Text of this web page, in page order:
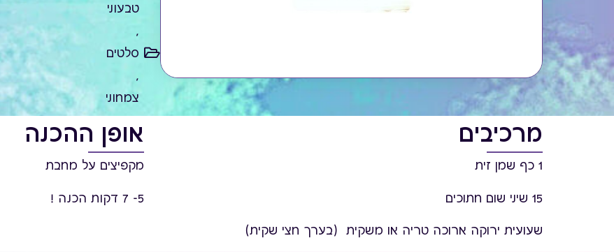
טבעוני
,
סלטים
,
צמחוני
מרכיבים
1 כף שמן זית
15 שיני שום חתוכים
שעועית ירוקה ארוכה טריה או משקית (בערך חצי שקית)
אופן ההכנה
מקפיצים על מחבת
5- 7 דקות הכנה !